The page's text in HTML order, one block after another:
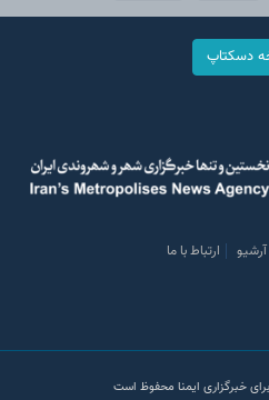
دسکتاپ
آرشیو ارتباط با ما
خبرگزاری ایمنا محفوظ است